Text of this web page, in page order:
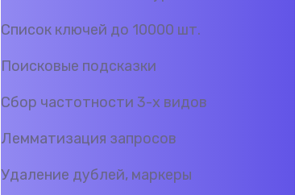
Список ключей до 10000 шт.
Поисковые подсказки
Сбор частотности 3-х видов
Лемматизация запросов
Удаление дублей, маркеры